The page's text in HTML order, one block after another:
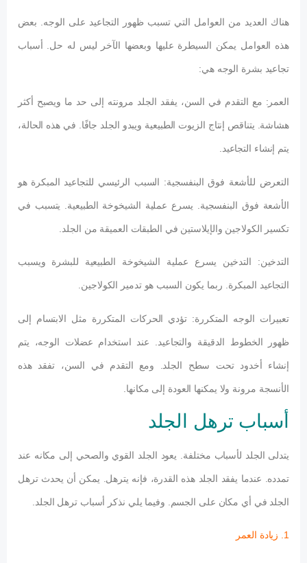
هناك العديد من العوامل التي تسبب ظهور التجاعيد على الوجه. بعض
هذه العوامل يمكن السيطرة عليها وبعضها الآخر ليس له حل. أسباب
تجاعيد بشرة الوجه هي:
العمر: مع التقدم في السن، يفقد الجلد مرونته إلى حد ما ويصبح أكثر
هشاشة. يتناقص إنتاج الزيوت الطبيعية ويبدو الجلد جافًا. في هذه الحالة،
يتم إنشاء التجاعيد.
التعرض للأشعة فوق البنفسجية: السبب الرئيسي للتجاعيد المبكرة هو
الأشعة فوق البنفسجية. يسرع عملية الشيخوخة الطبيعية. يتسبب في
تكسير الكولاجين والإيلاستين في الطبقات العميقة من الجلد.
التدخين: التدخين يسرع عملية الشيخوخة الطبيعية للبشرة ويسبب
التجاعيد المبكرة. ربما يكون السبب هو تدمير الكولاجين.
تعبيرات الوجه المتكررة: تؤدي الحركات المتكررة مثل الابتسام إلى
ظهور الخطوط الدقيقة والتجاعيد. عند استخدام عضلات الوجه، يتم
إنشاء أخدود تحت سطح الجلد. ومع التقدم في السن، تفقد هذه
الأنسجة مرونة ولا يمكنها العودة إلى مكانها.
أسباب ترهل الجلد
يتدلى الجلد لأسباب مختلفة. يعود الجلد القوي والصحي إلى مكانه عند
تمدده. عندما يفقد الجلد هذه القدرة، فإنه يترهل. يمكن أن يحدث ترهل
الجلد في أي مكان على الجسم. وفيما يلي نذكر أسباب ترهل الجلد.
1. زيادة العمر